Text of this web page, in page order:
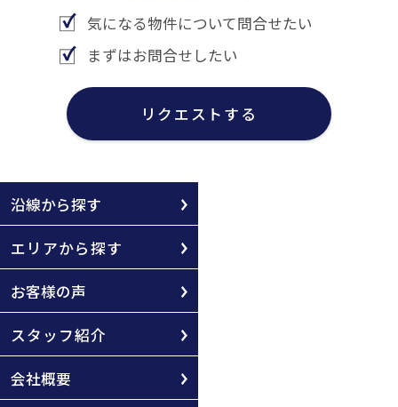
気になる物件について問合せたい
まずはお問合せしたい
リクエストする
沿線から探す
エリアから探す
お客様の声
スタッフ紹介
会社概要